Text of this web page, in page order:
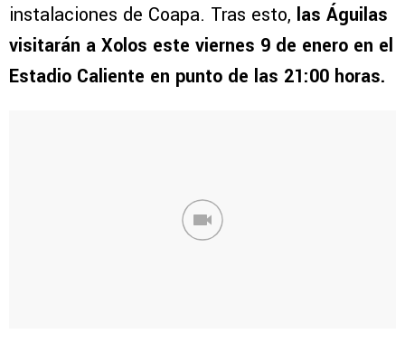
instalaciones de Coapa. Tras esto, las Águilas
visitarán a Xolos este viernes 9 de enero en el
Estadio Caliente en punto de las 21:00 horas.